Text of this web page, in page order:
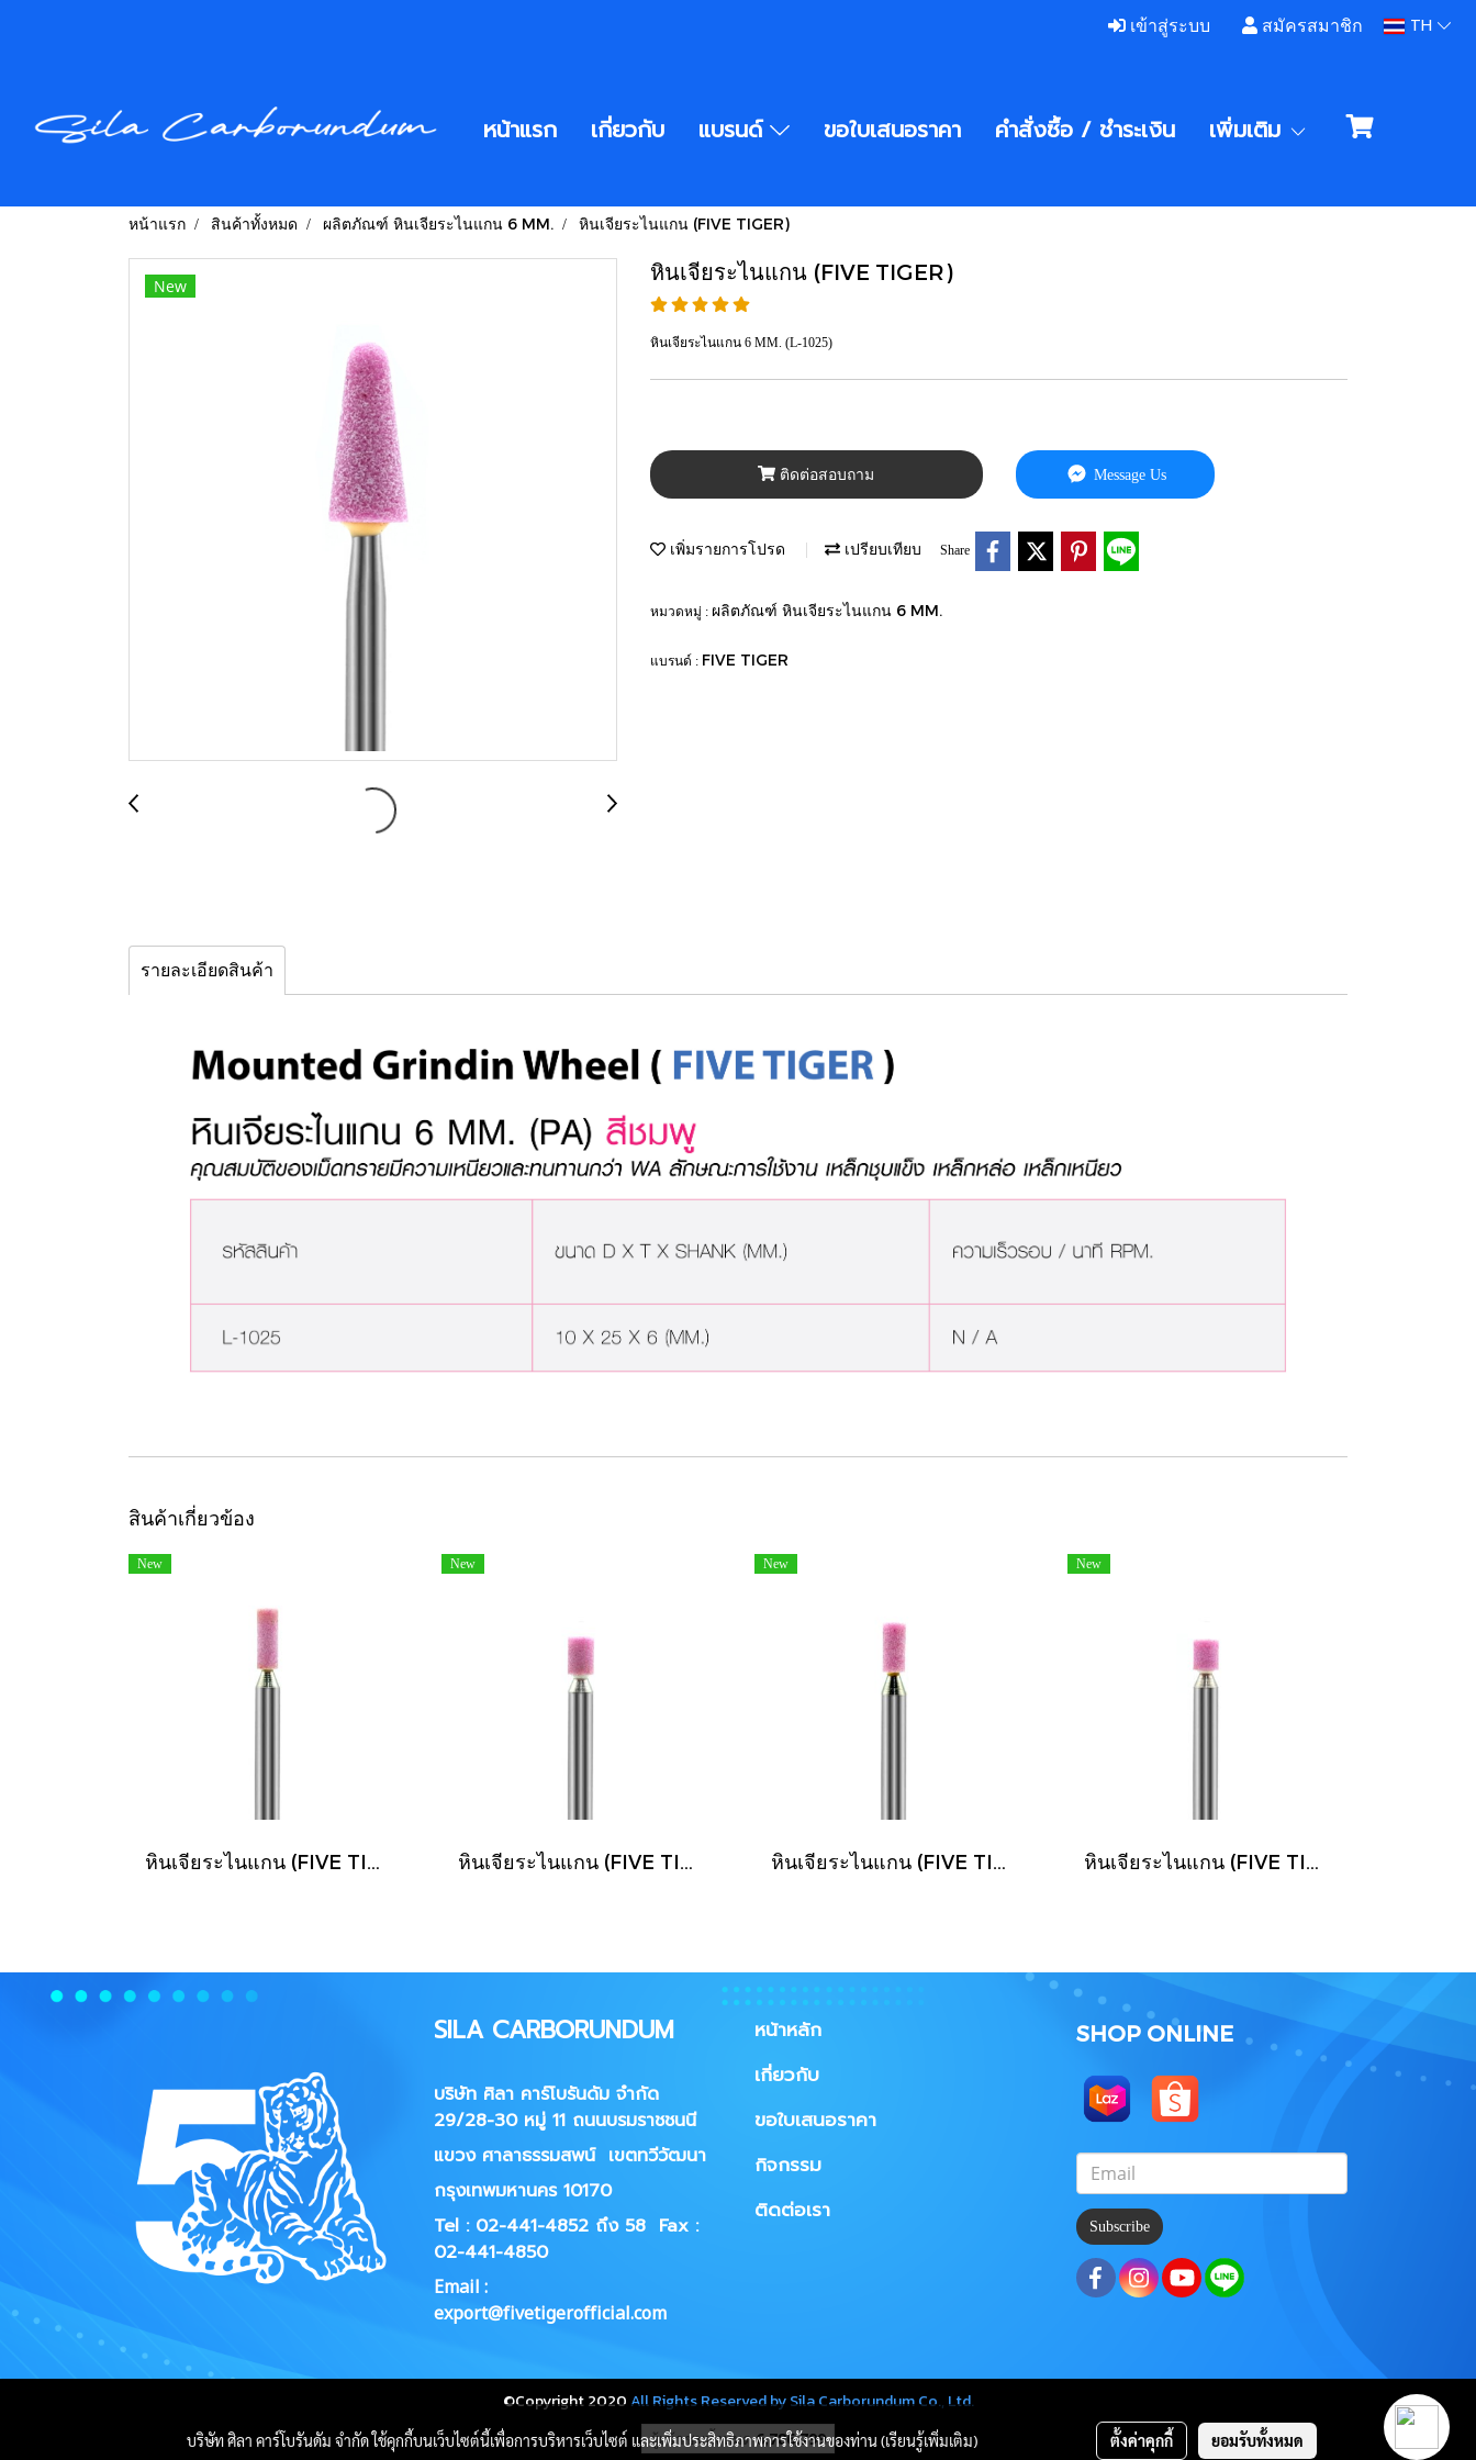
เข้าสู่ระบบ สมัครสมาชิก TH
หน้าแรก เกี่ยวกับ แบรนด์ ขอใบเสนอราคา คำสั่งซื้อ / ชําระเงิน เพิ่มเติม
หน้าแรก สินค้าทั้งหมด ผลิตภัณฑ์ หินเจียระไนแกน 6 MM. หินเจียระไนแกน (FIVE TIGER)
New
หินเจียระไนแกน (FIVE TIGER)
หินเจียระไนแกน 6 MM. (L-1025)
ติดต่อสอบถาม Message Us
เพิ่มรายการโปรด เปรียบเทียบ Share
หมวดหมู่ : ผลิตภัณฑ์ หินเจียระไนแกน 6 MM.
แบรนด์ : FIVE TIGER
รายละเอียดสินค้า
สินค้าเกี่ยวข้อง
New New New New
SILA CARBORUNDUM
บริษัท ศิลา คาร์โบรันดัม จำกัด
29/28-30 หมู่ 11 ถนนบรมราชชนนี
แขวง ศาลาธรรมสพน์ เขตทวีวัฒนา
กรุงเทพมหานคร 10170
Tel : 02-441-4852 ถึง 58 Fax :
02-441-4850
Email :
export@fivetigerofficial.com
หน้าหลัก
เกี่ยวกับ
ขอใบเสนอราคา
กิจกรรม
ติดต่อเรา
SHOP ONLINE
Subscribe
©Copyright 2020 All Rights Reserved by Sila Carborundum Co., Ltd.
ผู้เข้าชมวันนี้ 266
บริษัท ศิลา คาร์โบรันดัม จำกัด ใช้คุกกี้บนเว็บไซต์นี้เพื่อการบริหารเว็บไซต์ และเพิ่มประสิทธิภาพการใช้งานของท่าน (เรียนรู้เพิ่มเติม) ตั้งค่าคุกกี้ ยอมรับทั้งหมด